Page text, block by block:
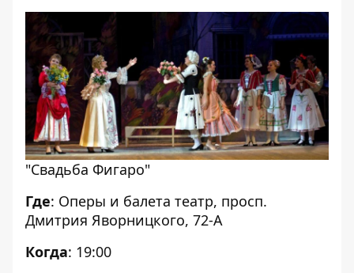
"Свадьба Фигаро"
Где: Оперы и балета театр, просп.
Дмитрия Яворницкого, 72-А
Когда: 19:00